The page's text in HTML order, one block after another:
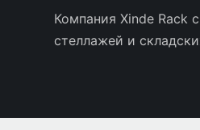
Компания Xinde Rack
стеллажей и